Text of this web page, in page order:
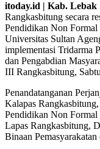
itoday.id | Kab. Lebak
Rangkasbitung secara
Pendidikan Non
Universitas Sultan
implementasi Tridarma
dan Pengabdian
III Rangkasbitung,
Penandatanganan
Kalapas
Pendidikan Non Formal
Lapas Rangkasbitung,
Binaan